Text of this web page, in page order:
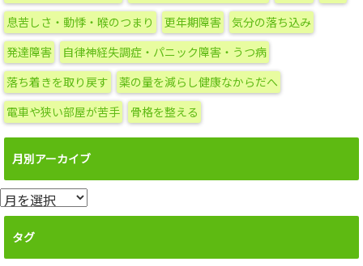
息苦しさ・動悸・喉のつまり 更年期障害 気分の落ち込み
発達障害 自律神経失調症・パニック障害・うつ病
落ち着きを取り戻す 薬の量を減らし健康なからだへ
電車や狭い部屋が苦手 骨格を整える
月別アーカイブ
月
別
ー
タグ